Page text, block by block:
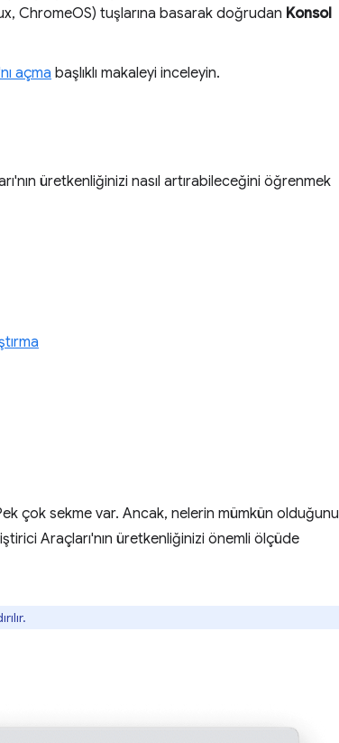
ChromeOS) tuşlarına basarak doğrudan Konsol
açma başlıklı makaleyi inceleyin.
üretkenliğinizi nasıl artırabileceğini öğrenmek
çok sekme var. Ancak, nelerin mümkün olduğunu
Araçları'nın üretkenliğinizi önemli ölçüde